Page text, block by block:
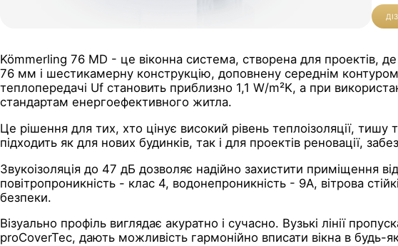
Kömmerling 76 MD - це віконна система, створена для проектів,
76 мм і шестикамерну конструкцію, доповнену середнім
теплопередачі Uf становить приблизно 1,1 W/m²K, а при
стандартам енергоефективного житла.
Це рішення для тих, хто цінує високий рівень теплоізоляції,
підходить як для нових будинків, так і для проектів реновації,
Звукоізоляція до 47 дБ дозволяє надійно захистити приміщення
повітропроникність - клас 4, водонепроникність - 9A, вітрова
безпеки.
Візуально профіль виглядає акуратно і сучасно. Вузькі лінії
proCoverTec, дають можливість гармонійно вписати вікна в будь-